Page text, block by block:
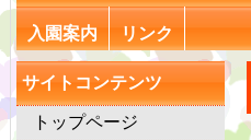
入園案内 リンク
サイトコンテンツ
トップページ